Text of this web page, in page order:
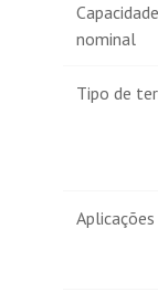
Capacidade
nominal
Tipo de
Aplicações